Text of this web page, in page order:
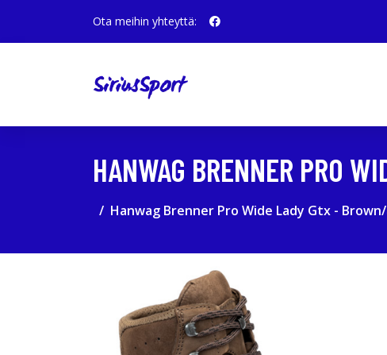
Ota meihin yhteyttä:
HANWAG BRENNER PRO
Hanwag Brenner Pro Wide Lady Gtx -